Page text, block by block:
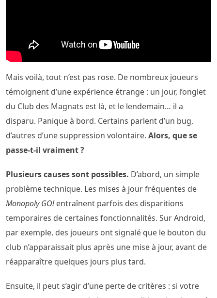
Mais voilà, tout n’est pas rose. De nombreux joueurs
témoignent d’une expérience étrange : un jour, l’onglet
du Club des Magnats est là, et le lendemain… il a
disparu. Panique à bord. Certains parlent d’un bug,
d’autres d’une suppression volontaire. Alors, que se
passe-t-il vraiment ?
Plusieurs causes sont possibles. D’abord, un simple
problème technique. Les mises à jour fréquentes de
Monopoly GO!entraînent parfois des disparitions
temporaires de certaines fonctionnalités. Sur Android,
par exemple, des joueurs ont signalé que le bouton du
club n’apparaissait plus après une mise à jour, avant de
réapparaître quelques jours plus tard.
Ensuite, il peut s’agir d’une perte de critères : si votre